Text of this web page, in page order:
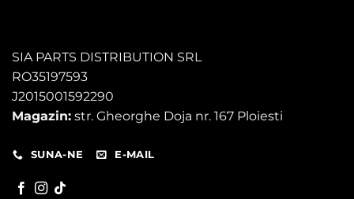
SIA PARTS DISTRIBUTION SRL
RO35197593
J2015001592290
Magazin: str. Gheorghe Doja nr. 167 Ploiesti
SUNA-NE E-MAIL